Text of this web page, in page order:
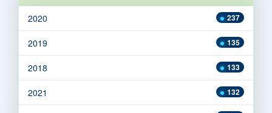
237
2020
135
2019
133
2018
132
2021